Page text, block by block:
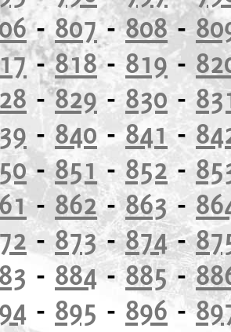
-807-808-
-818- 819-
-829- 830 -
- 840-841 -
-851 - 852 -
- 862-863-
-873-874-
- 884-885-
- 895 - 896-